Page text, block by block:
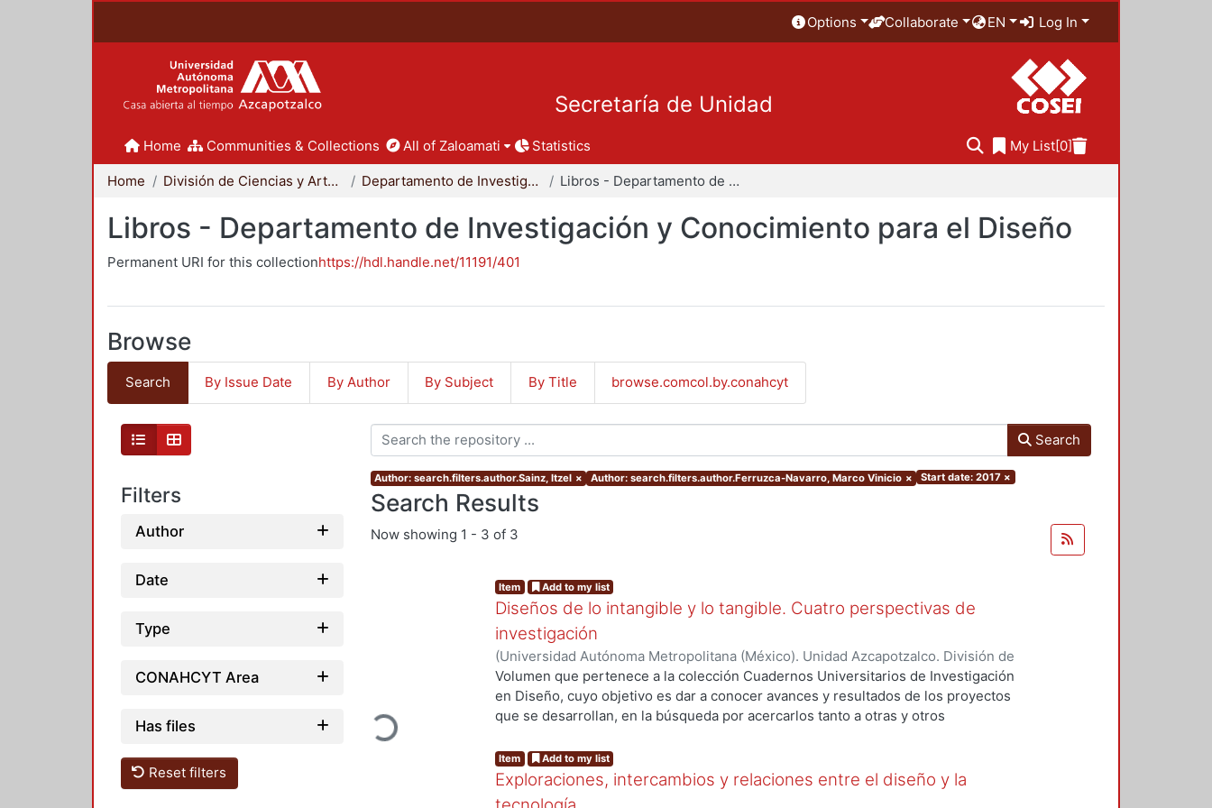
Options Collaborate EN Log In
Secretaría de Unidad
Home Communities & Collections All of Zaloamati Statistics My List[0]
Home División de Ciencias y Artes para el Diseño Departamento de Investigación y Conocimiento para el Diseño Libros - Departamento de Investigación y Conocimiento para el Diseño
Libros - Departamento de Investigación y Conocimiento para el Diseño
Permanent URI for this collectionhttps://hdl.handle.net/11191/401
Browse
Search By Issue Date By Author By Subject By Title browse.comcol.by.conahcyt
Filters
Author
Date
Type
CONAHCYT Area
Has files
Reset filters
Search
Author: search.filters.author.Sainz, Itzel × Author: search.filters.author.Ferruzca-Navarro, Marco Vinicio × Start date: 2017 ×
Search Results
Now showing 1 - 3 of 3
Loading...
Item Add to my list
Diseños de lo intangible y lo tangible. Cuatro perspectivas de
investigación
(Universidad Autónoma Metropolitana (México). Unidad Azcapotzalco. División de
Ciencias y Artes para el Diseño.,2022-11)Zizumbo Alamilla, Alda María;Mejía
Modesto, Beatriz Irene;Ibáñez, Gabriela Paloma;VIVEROS RAMÍREZ, SARA ELENA
Ferruzca-Navarro, Marco Vinicio;Davila, Sergio;Andrade Díaz, Carolina Sue
Islas, Ivonne
Volumen que pertenece a la colección Cuadernos Universitarios de Investigación
en Diseño, cuyo objetivo es dar a conocer avances y resultados de los proyectos
que se desarrollan, en la búsqueda por acercarlos tanto a otras y otros
instituciones de educación superior. Este libro integrado por cuatro capítulos que
comparten diferentes ángulos, con el fin de acercarse al diseño y las artes. Varios
hilos conductores atraviesan estas cuatro perspectivas; cuestiones intangibles
Item Add to my list
Exploraciones, intercambios y relaciones entre el diseño y la